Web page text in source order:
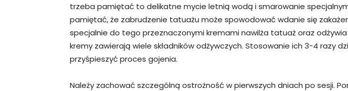
trzeba pamiętać to delikatne mycie letnią wodą i smarowanie
pamiętać, że zabrudzenie tatuażu może spowodować wdanie się
specjalnie do tego przeznaczonymi kremami nawilża tatuaż oraz
kremy zawierają wiele składników odżywczych. Stosowanie ich 3-4 razy
przyśpieszyć proces gojenia.
Należy zachować szczególną ostrożność w pierwszych dniach po sesji.